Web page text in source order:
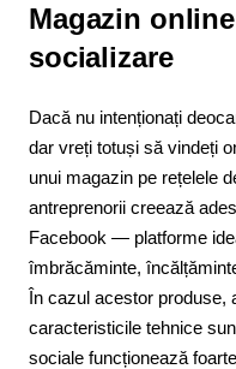
Magazin
socializare
Dacă nu intenționați
dar vreți totuși să vindeți
unui magazin pe rețelele
antreprenorii creează
Facebook — platforme
îmbrăcăminte,
În cazul acestor produse,
caracteristicile tehnice
sociale funcționează